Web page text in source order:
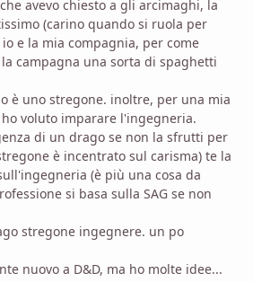
avevo chiesto a gli arcimaghi, la
(carino quando si ruola per
e la mia compagnia, per come
campagna una sorta di spaghetti
è uno stregone. inoltre, per una mia
voluto imparare l'ingegneria.
di un drago se non la sfrutti per
è incentrato sul carisma) te la
(è più una cosa da
si basa sulla SAG se non
stregone ingegnere. un po
nuovo a D&D, ma ho molte idee...